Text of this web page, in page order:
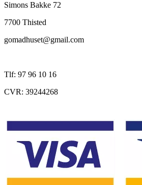
Simons Bakke 72
7700 Thisted
gomadhuset@gmail.com
Tlf: 97 96 10 16
CVR: 39244268